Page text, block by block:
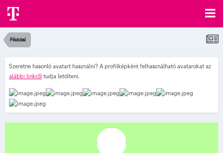
Főoldal
Szeretne hasonló avatart használni? A profilképként felhasználható avatarokat az
alábbi linkről tudja letölteni.